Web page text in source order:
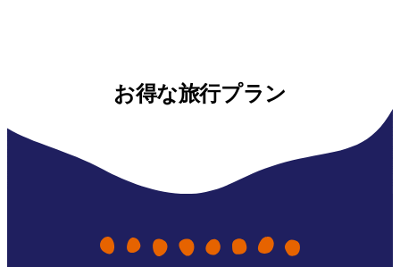
お得な旅行プラン